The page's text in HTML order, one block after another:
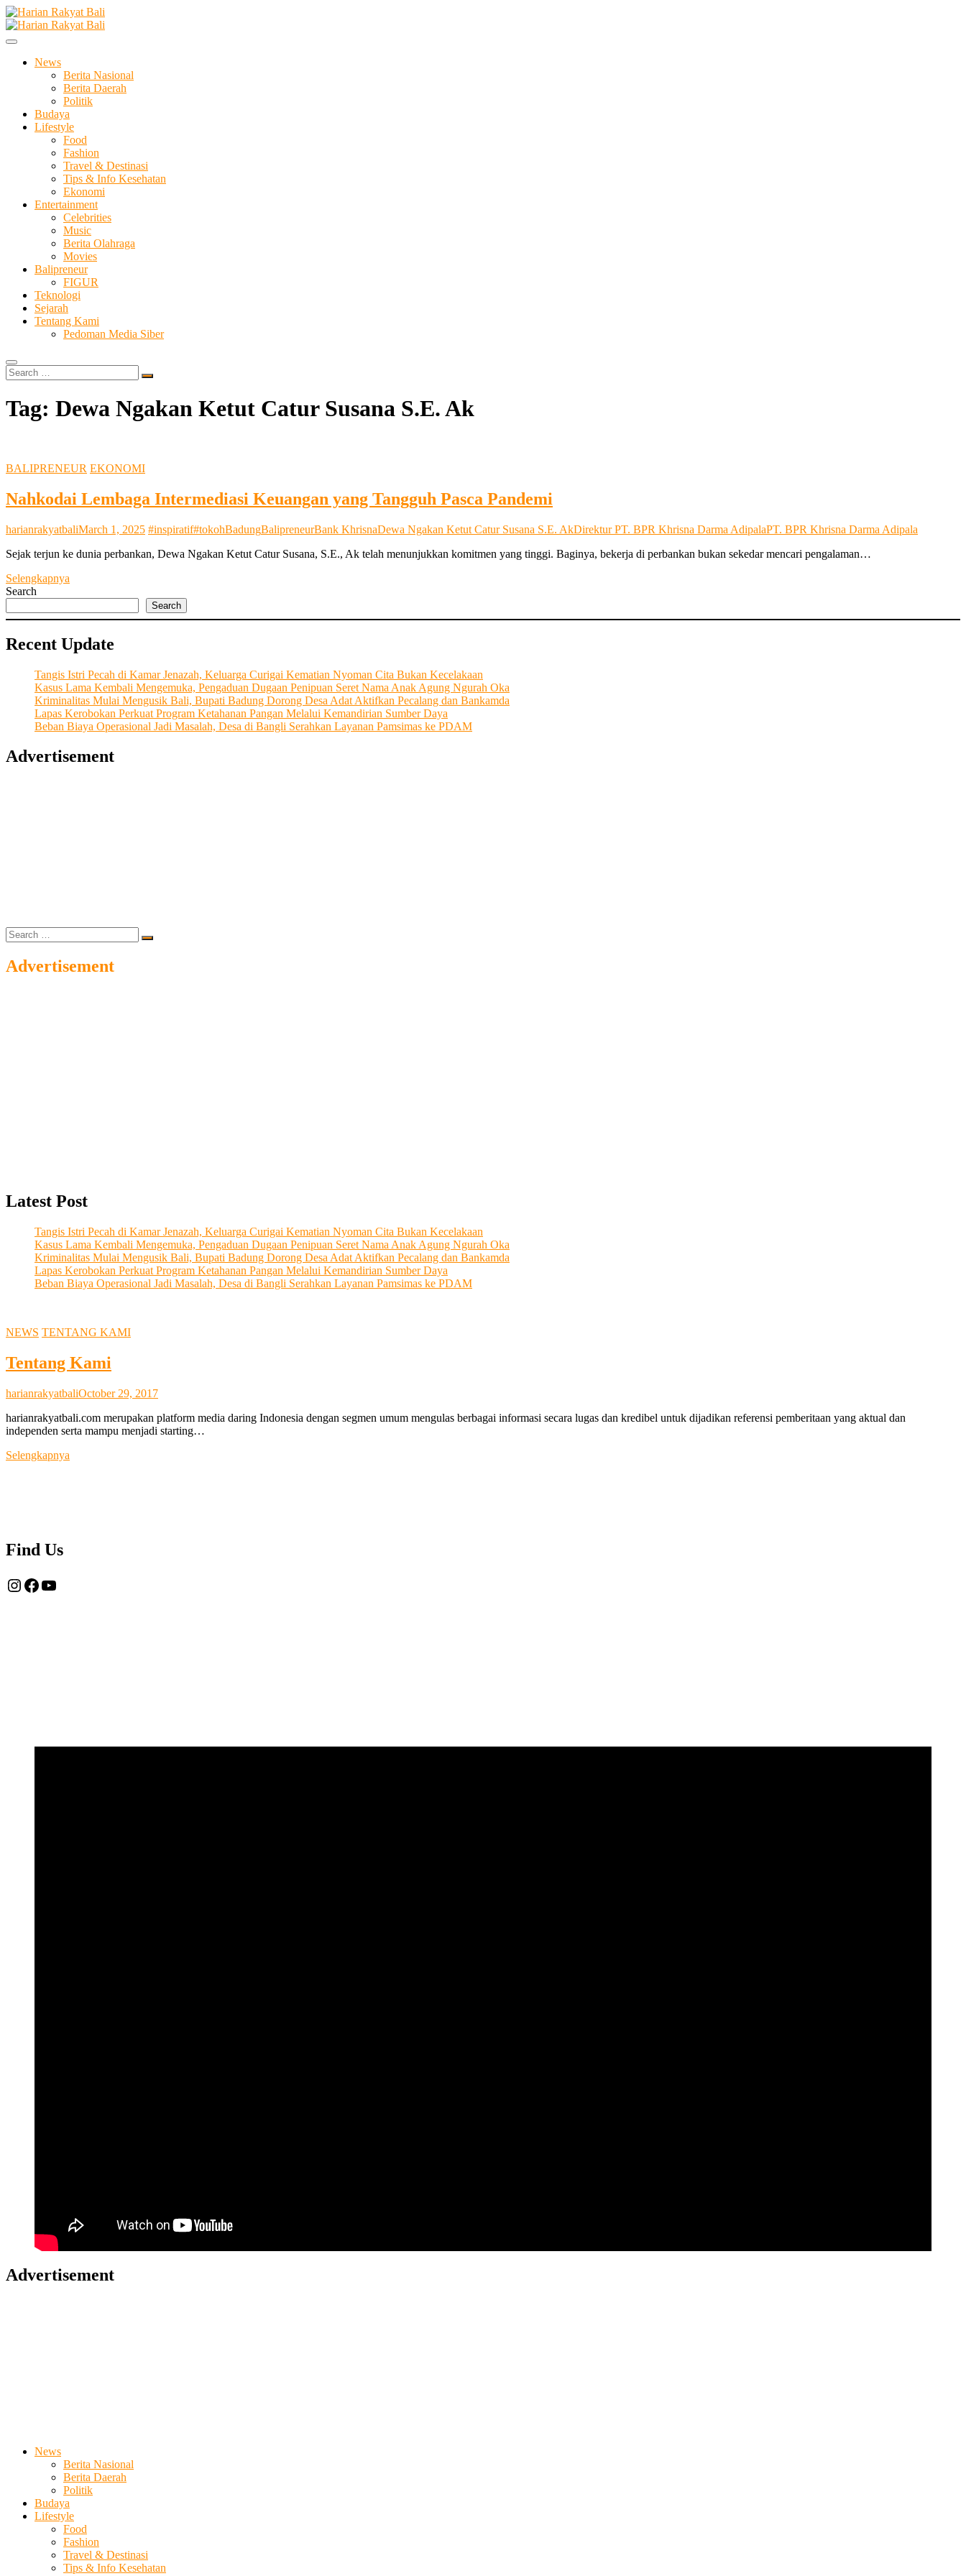
Skip
to
content
Harian Rakyat Bali
Membangun Semangat Kehidupan dan Berbangsa
News
Berita Nasional
Berita Daerah
Politik
Budaya
Lifestyle
Food
Fashion
Travel & Destinasi
Tips & Info Kesehatan
Ekonomi
Entertainment
Celebrities
Music
Berita Olahraga
Movies
Balipreneur
FIGUR
Teknologi
Sejarah
Tentang Kami
Pedoman Media Siber
Search
…
Tag: Dewa Ngakan Ketut Catur Susana S.E. Ak
BALIPRENEUR EKONOMI
Nahkodai Lembaga Intermediasi Keuangan yang Tangguh Pasca Pandemi
harianrakyatbaliMarch 1, 2025 #inspiratif#tokohBadungBalipreneurBank KhrisnaDewa Ngakan Ketut Catur Susana S.E. AkDirektur PT. BPR Khrisna Darma AdipalaPT. BPR Khrisna Darma Adipala
Sejak terjun ke dunia perbankan, Dewa Ngakan Ketut Catur Susana, S.E., Ak telah menunjukkan komitmen yang tinggi. Baginya, bekerja di perbankan bukan sekedar mencari pengalaman…
Selengkapnya
Keuangan
Tangguh
Pasca
Pandemi
Search
Search
Recent Update
Tangis Istri Pecah di Kamar Jenazah, Keluarga Curigai Kematian Nyoman Cita Bukan Kecelakaan
Kasus Lama Kembali Mengemuka, Pengaduan Dugaan Penipuan Seret Nama Anak Agung Ngurah Oka
Kriminalitas Mulai Mengusik Bali, Bupati Badung Dorong Desa Adat Aktifkan Pecalang dan Bankamda
Lapas Kerobokan Perkuat Program Ketahanan Pangan Melalui Kemandirian Sumber Daya
Beban Biaya Operasional Jadi Masalah, Desa di Bangli Serahkan Layanan Pamsimas ke PDAM
Advertisement
Search
…
Advertisement
Latest Post
Tangis Istri Pecah di Kamar Jenazah, Keluarga Curigai Kematian Nyoman Cita Bukan Kecelakaan
Kasus Lama Kembali Mengemuka, Pengaduan Dugaan Penipuan Seret Nama Anak Agung Ngurah Oka
Kriminalitas Mulai Mengusik Bali, Bupati Badung Dorong Desa Adat Aktifkan Pecalang dan Bankamda
Lapas Kerobokan Perkuat Program Ketahanan Pangan Melalui Kemandirian Sumber Daya
Beban Biaya Operasional Jadi Masalah, Desa di Bangli Serahkan Layanan Pamsimas ke PDAM
NEWS TENTANG KAMI
Tentang Kami
harianrakyatbaliOctober 29, 2017
harianrakyatbali.com merupakan platform media daring Indonesia dengan segmen umum mengulas berbagai informasi secara lugas dan kredibel untuk dijadikan referensi pemberitaan yang aktual dan
independen serta mampu menjadi starting…
Selengkapnya
Find Us
Instagram
Facebook
YouTube
Advertisement
News
Berita Nasional
Berita Daerah
Politik
Budaya
Lifestyle
Food
Fashion
Travel & Destinasi
Tips & Info Kesehatan